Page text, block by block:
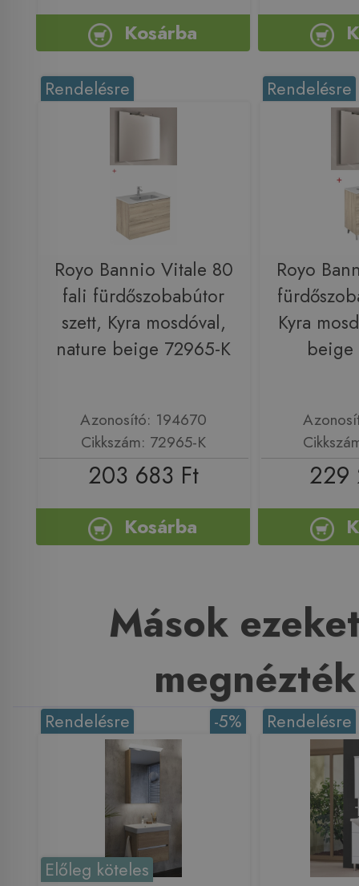
Kosárba
Rendelésre
Royo Bannio Vitale 80
fali fürdőszobabútor
szett, Kyra mosdóval,
nature beige 72965-K
Azonosító: 194670
Cikkszám: 72965-K
203 683 Ft
Kosárba
Rendelésre
Royo
Kyra
beige
229
Mások
megnézték
-5%
Rendelésre
Előleg köteles
Rendelésre